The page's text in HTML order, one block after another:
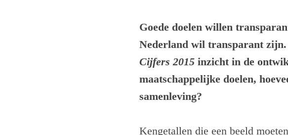
Goede doelen willen
Nederland wil transparant
Cijfers 2015 inzicht in de
maatschappelijke doelen,
samenleving?
Kengetallen die een beeld